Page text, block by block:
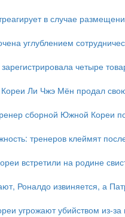
в случае
углублением
четыре
Ли Чжэ Мён продал
сборной Южной Кореи
тренеров клеймят
встретили на родине
Роналдо извиняется, а
угрожают убийством из-